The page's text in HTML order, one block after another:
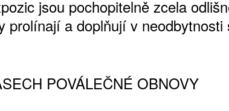
jsou pochopitelně zcela
prolínají a doplňují v neodbytnosti
POVÁLEČNÉ OBNOVY